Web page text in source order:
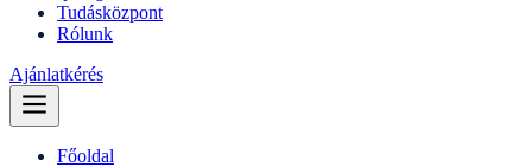
Tudásközpont
Rólunk
Ajánlatkérés
Főoldal